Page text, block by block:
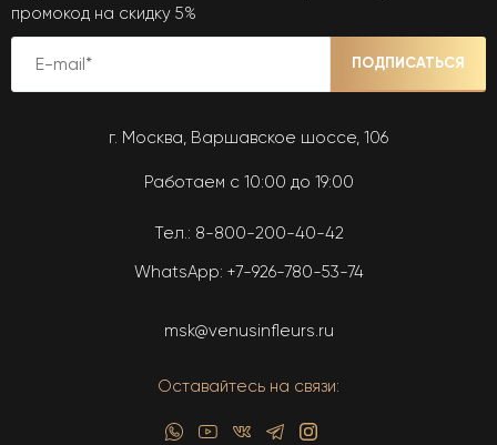
промокод на скидку 5%
ПОДПИСАТЬСЯ
г. Москва, Варшавское шоссе, 106
Работаем с 10:00 до 19:00
Тел.: 8-800-200-40-42
WhatsApp: +7-926-780-53-74
msk@venusinfleurs.ru
Оставайтесь на связи: